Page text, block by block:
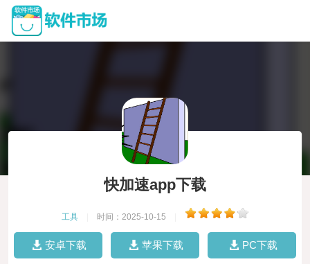
快加速app下载
工具 时间：2025-10-15
安卓下载 苹果下载 PC下载